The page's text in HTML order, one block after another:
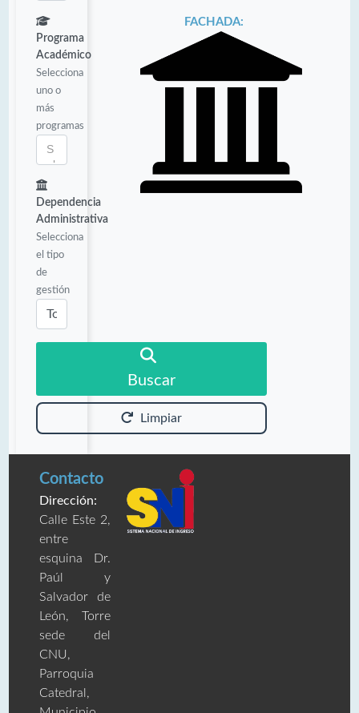
Programa
Académico
Selecciona
uno o
más
programas
Dependencia
Administrativa
Selecciona
el tipo
de
gestión
Buscar
Limpiar
FACHADA:
Contacto
Dirección:
Calle Este 2,
entre
esquina Dr.
Paúl y
Salvador de
León, Torre
sede del
CNU,
Parroquia
Catedral,